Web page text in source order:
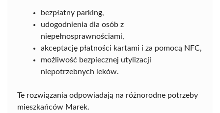
bezpłatny parking,
udogodnienia dla osób z
niepełnosprawnościami,
akceptację płatności kartami i za pomocą NFC,
możliwość bezpiecznej utylizacji
niepotrzebnych leków.
Te rozwiązania odpowiadają na różnorodne potrzeby
mieszkańców Marek.